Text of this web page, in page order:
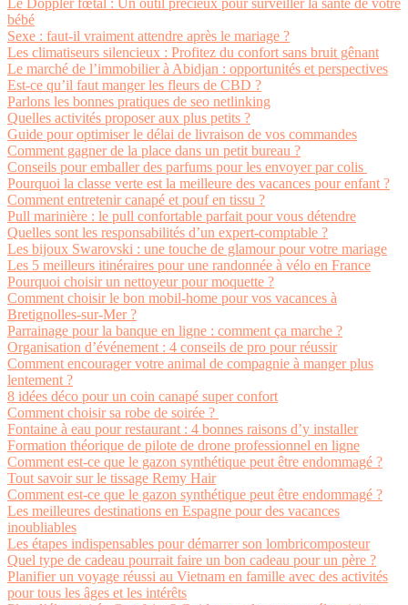
Le Doppler fœtal : Un outil précieux pour surveiller la santé de votre
bébé
Sexe : faut-il vraiment attendre après le mariage ?
Les climatiseurs silencieux : Profitez du confort sans bruit gênant
Le marché de l’immobilier à Abidjan : opportunités et perspectives
Est-ce qu’il faut manger les fleurs de CBD ?
Parlons les bonnes pratiques de seo netlinking
Quelles activités proposer aux plus petits ?
Guide pour optimiser le délai de livraison de vos commandes
Comment gagner de la place dans un petit bureau ?
Conseils pour emballer des parfums pour les envoyer par colis
Pourquoi la classe verte est la meilleure des vacances pour enfant ?
Comment entretenir canapé et pouf en tissu ?
Pull marinière : le pull confortable parfait pour vous détendre
Quelles sont les responsabilités d’un expert-comptable ?
Les bijoux Swarovski : une touche de glamour pour votre mariage
Les 5 meilleurs itinéraires pour une randonnée à vélo en France
Pourquoi choisir un nettoyeur pour moquette ?
Comment choisir le bon mobil-home pour vos vacances à
Bretignolles-sur-Mer ?
Parrainage pour la banque en ligne : comment ça marche ?
Organisation d’événement : 4 conseils de pro pour réussir
Comment encourager votre animal de compagnie à manger plus
lentement ?
8 idées déco pour un coin canapé super confort
Comment choisir sa robe de soirée ?
Fontaine à eau pour restaurant : 4 bonnes raisons d’y installer
Formation théorique de pilote de drone professionnel en ligne
Comment est-ce que le gazon synthétique peut être endommagé ?
Tout savoir sur le tissage Remy Hair
Comment est-ce que le gazon synthétique peut être endommagé ?
Les meilleures destinations en Espagne pour des vacances
inoubliables
Les étapes indispensables pour démarrer son lombricomposteur
Quel type de cadeau pourrait faire un bon cadeau pour un père ?
Planifier un voyage réussi au Vietnam en famille avec des activités
pour tous les âges et les intérêts